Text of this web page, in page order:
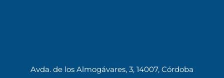
Avda. de los Almogávares, 3, 14007, Córdoba